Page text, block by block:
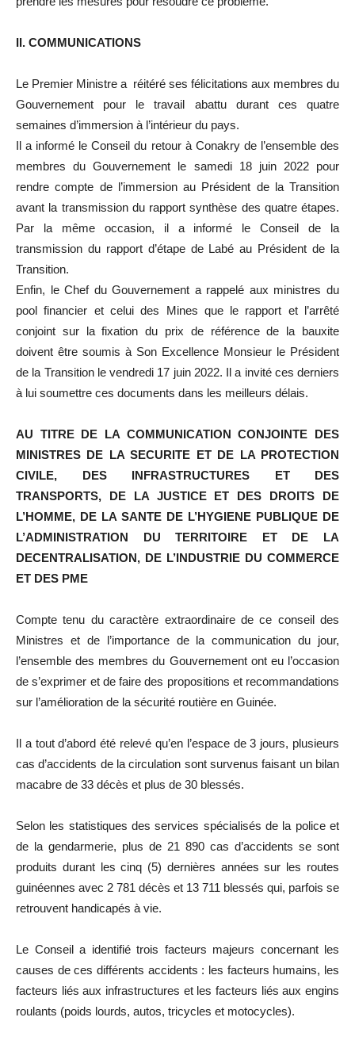
II. COMMUNICATIONS
Le Premier Ministre a réitéré ses félicitations aux membres du
Gouvernement pour le travail abattu durant ces quatre
semaines d’immersion à l’intérieur du pays.
Il a informé le Conseil du retour à Conakry de l’ensemble des
membres du Gouvernement le samedi 18 juin 2022 pour
rendre compte de l’immersion au Président de la Transition
avant la transmission du rapport synthèse des quatre étapes.
Par la même occasion, il a informé le Conseil de la
transmission du rapport d’étape de Labé au Président de la
Transition.
Enfin, le Chef du Gouvernement a rappelé aux ministres du
pool financier et celui des Mines que le rapport et l’arrêté
conjoint sur la fixation du prix de référence de la bauxite
doivent être soumis à Son Excellence Monsieur le Président
de la Transition le vendredi 17 juin 2022. Il a invité ces derniers
à lui soumettre ces documents dans les meilleurs délais.
AU TITRE DE LA COMMUNICATION CONJOINTE DES
MINISTRES DE LA SECURITE ET DE LA PROTECTION
CIVILE, DES INFRASTRUCTURES ET DES
TRANSPORTS, DE LA JUSTICE ET DES DROITS DE
L’HOMME, DE LA SANTE DE L’HYGIENE PUBLIQUE DE
L’ADMINISTRATION DU TERRITOIRE ET DE LA
DECENTRALISATION, DE L’INDUSTRIE DU COMMERCE
ET DES PME
Compte tenu du caractère extraordinaire de ce conseil des
Ministres et de l’importance de la communication du jour,
l’ensemble des membres du Gouvernement ont eu l’occasion
de s’exprimer et de faire des propositions et recommandations
sur l’amélioration de la sécurité routière en Guinée.
Il a tout d’abord été relevé qu’en l’espace de 3 jours, plusieurs
cas d’accidents de la circulation sont survenus faisant un bilan
macabre de 33 décès et plus de 30 blessés.
Selon les statistiques des services spécialisés de la police et
de la gendarmerie, plus de 21 890 cas d’accidents se sont
produits durant les cinq (5) dernières années sur les routes
guinéennes avec 2 781 décès et 13 711 blessés qui, parfois se
retrouvent handicapés à vie.
Le Conseil a identifié trois facteurs majeurs concernant les
causes de ces différents accidents : les facteurs humains, les
facteurs liés aux infrastructures et les facteurs liés aux engins
roulants (poids lourds, autos, tricycles et motocycles).